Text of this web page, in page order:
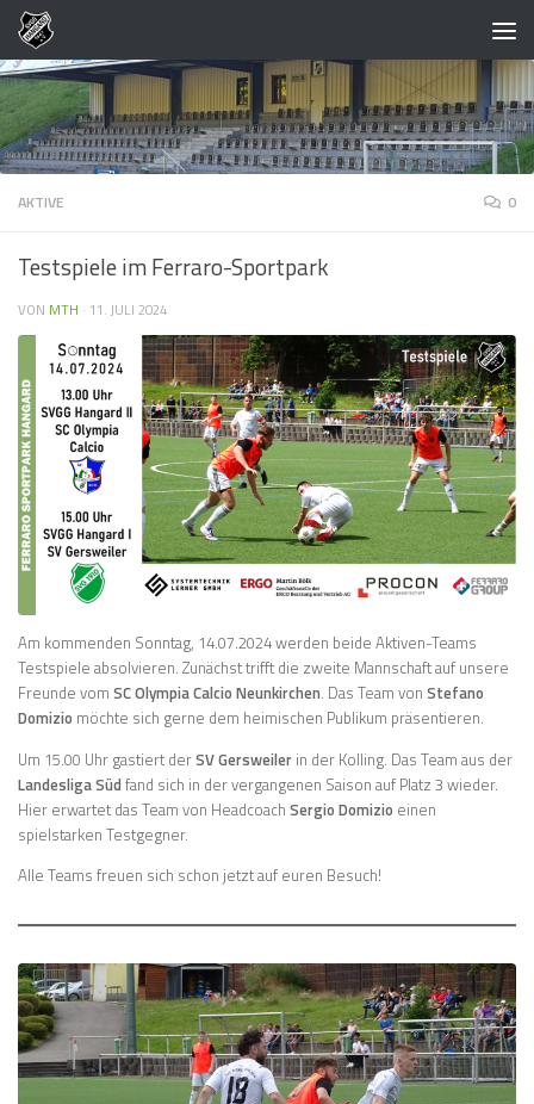
Zum Inhalt springen
AKTIVE 0
Testspiele im Ferraro-Sportpark
VON MTH · 11. JULI 2024
Am kommenden Sonntag, 14.07.2024 werden beide Aktiven-Teams
Testspiele absolvieren. Zunächst trifft die zweite Mannschaft auf unsere
Freunde vom SC Olympia Calcio Neunkirchen. Das Team von Stefano
Domizio möchte sich gerne dem heimischen Publikum präsentieren.
Um 15.00 Uhr gastiert derSV Gersweiler in der Kolling. Das Team aus der
Landesliga Süd fand sich in der vergangenen Saison auf Platz 3 wieder.
Hier erwartet das Team von Headcoach Sergio Domizio einen
spielstarken Testgegner.
Alle Teams freuen sich schon jetzt auf euren Besuch!